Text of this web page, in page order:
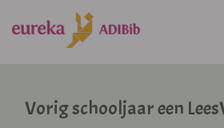
Vorig schooljaar een